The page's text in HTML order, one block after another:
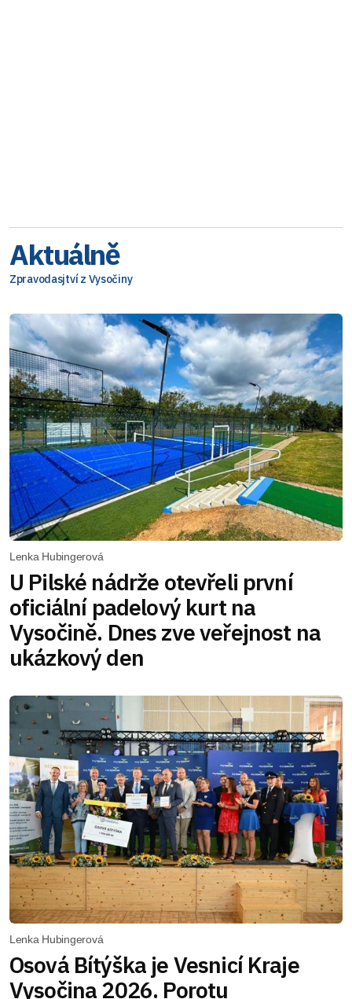
Aktuálně
Zpravodasjtví z Vysočiny
Lenka Hubingerová
U Pilské nádrže otevřeli první
oficiální padelový kurt na
Vysočině. Dnes zve veřejnost na
ukázkový den
Lenka Hubingerová
Osová Bítýška je Vesnicí Kraje
Vysočina 2026. Porotu